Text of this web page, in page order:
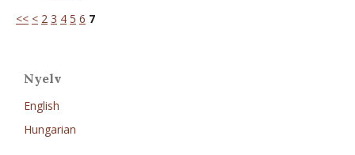
<< < 2 3 4 5 6 7
Nyelv
English
Hungarian